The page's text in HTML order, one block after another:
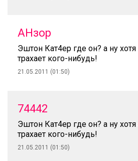
АНзор
Эштон Кат4ер где он? а ну
трахает кого-нибудь!
21.05.2011 (01:50)
74442
Эштон Кат4ер где он? а ну
трахает кого-нибудь!
21.05.2011 (01:50)